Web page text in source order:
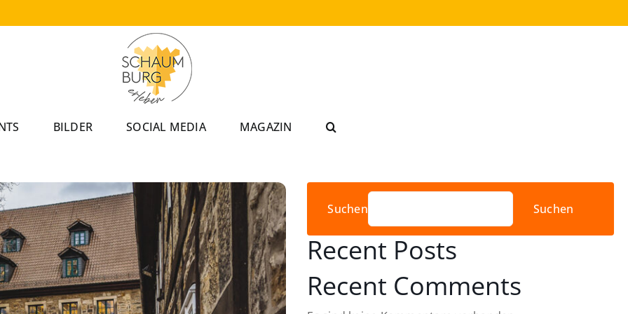
BILDER SOCIAL MEDIA MAGAZIN
Suchen Suchen
Recent Posts
Recent Comments